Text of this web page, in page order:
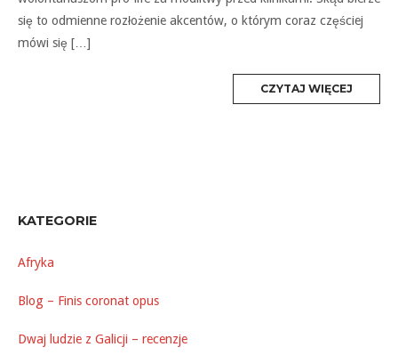
się to odmienne rozłożenie akcentów, o którym coraz częściej
mówi się […]
CZYTAJ WIĘCEJ
KATEGORIE
Afryka
Blog – Finis coronat opus
Dwaj ludzie z Galicji – recenzje